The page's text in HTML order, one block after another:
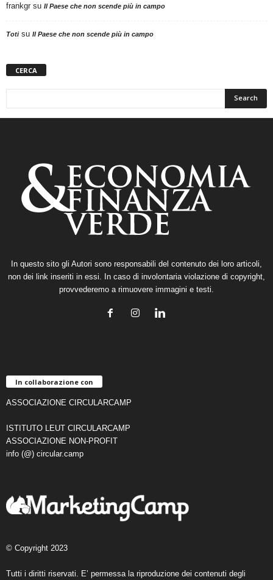
frankgr su Il Paese che non scende più in campo
Totisu Il Paese che non scende più in campo
CERCA
In questo sito gli Autori sono responsabili del contenuto dei loro articoli,
non dei link inseriti in essi. In caso di involontaria violazione di copyright,
provvederemo a rimuovere immagini e testi.
In collaborazione con
ASSOCIAZIONE CIRCULARCAMP
ISTITUTO LEUT CIRCULARCAMP
ASSOCIAZIONE NON-PROFIT
info (@) circular.camp
© Copyright 2023
Tutti i diritti riservati. E’ permessa la riproduzione dei contenuti degli